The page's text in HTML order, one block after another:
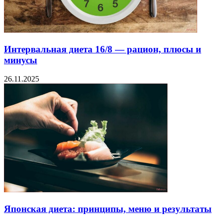
Интервальная диета 16/8 — рацион, плюсы и
минусы
26.11.2025
Японская диета: принципы, меню и результаты